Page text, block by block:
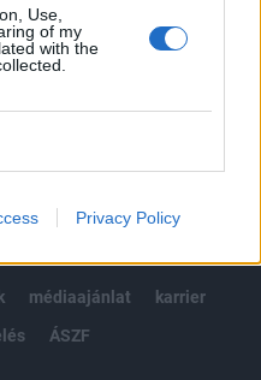
Use,
of my
with the
Privacy Policy
BEJELENTKEZÉS
süti beállítások
médiaajánlat
karrier
ÁSZF